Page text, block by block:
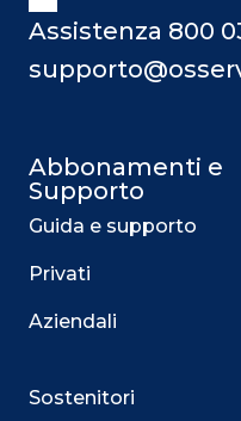
Assistenza 800
Abbonamenti e
Supporto
Guida e supporto
Privati
Aziendali
Sostenitori